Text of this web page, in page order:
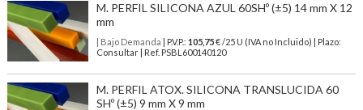
M. PERFIL SILICONA AZUL 60SHº (±5) 14 mm X 12
mm
| Bajo Demanda | P.V.P.: 105,75€ /25 U (IVA no Incluido) | Plazo:
Consultar | Ref. PSBL600140120
M. PERFIL ATOX. SILICONA TRANSLUCIDA 60
SHº (±5) 9 mm X 9 mm